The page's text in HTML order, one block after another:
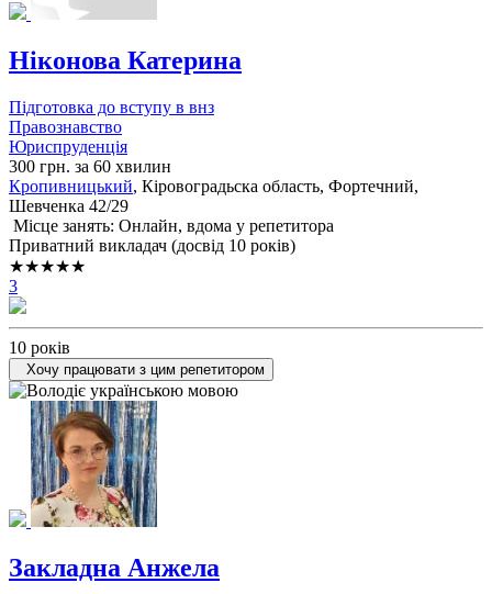
Ніконова Катерина
Підготовка до вступу в внз
Правознавство
Юриспруденція
300 грн. за 60 хвилин
Кропивницький, Кіровоградьска область, Фортечний,
Шевченка 42/29
Місце занять: Онлайн, вдома у репетитора
Приватний викладач (досвід 10 років)
★★★★★
3
10 років
Хочу працювати з цим репетитором
Закладна Анжела